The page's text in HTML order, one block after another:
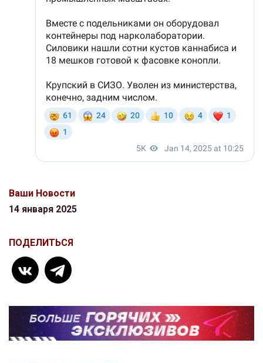
Ваши Новости
14 января 2025
ПОДЕЛИТЬСЯ